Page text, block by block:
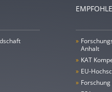
»
Anhalt
» KAT
» EU-
»